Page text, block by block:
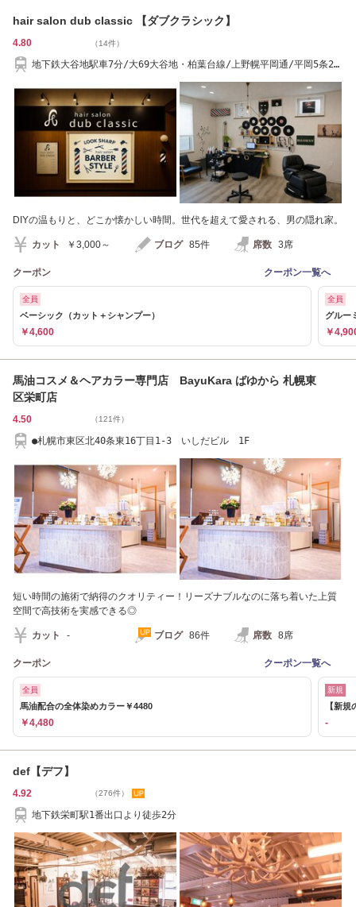
hair salon dub classic 【ダブクラシック】
4.80 （14件）
地下鉄大谷地駅車7分/大69大谷地・柏葉台線/上野幌平岡通/平岡5条2丁
DIYの温もりと、どこか懐かしい時間。世代を超えて愛される、男の隠れ家。
カット ￥3,000～ ブログ 85件 席数 3席
クーポン クーポン一覧へ
全員
ベーシック（カット＋シャンプー）
￥4,600
全員
グルー
￥
馬油コスメ＆ヘアカラー専門店 BayuKara ばゆから 札幌東
区栄町店
4.50 （121件）
●札幌市東区北40条東16丁目1-3 いしだビル 1F
短い時間の施術で納得のクオリティー！リーズナブルなのに落ち着いた上質
空間で高技術を実感できる◎
カット - ブログ 86件 席数 8席
クーポン クーポン一覧へ
全員
馬油配合の全体染めカラー￥4480
￥4,480
新規
【新
-
def【デフ】
4.92 （276件）
地下鉄栄町駅1番出口より徒歩2分